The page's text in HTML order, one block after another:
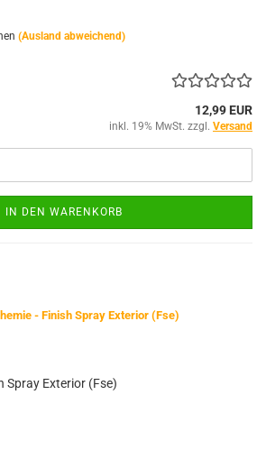
(Ausland abweichend)
12,99 EUR
inkl. 19% MwSt. zzgl. Versand
IN DEN WARENKORB
Spray Exterior (Fse)